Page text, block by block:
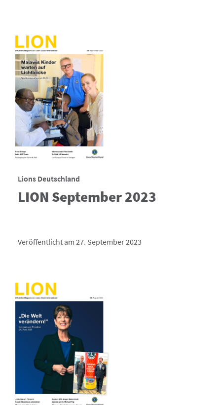
Lions Deutschland
LION September 2023
Veröffentlicht am 27. September 2023